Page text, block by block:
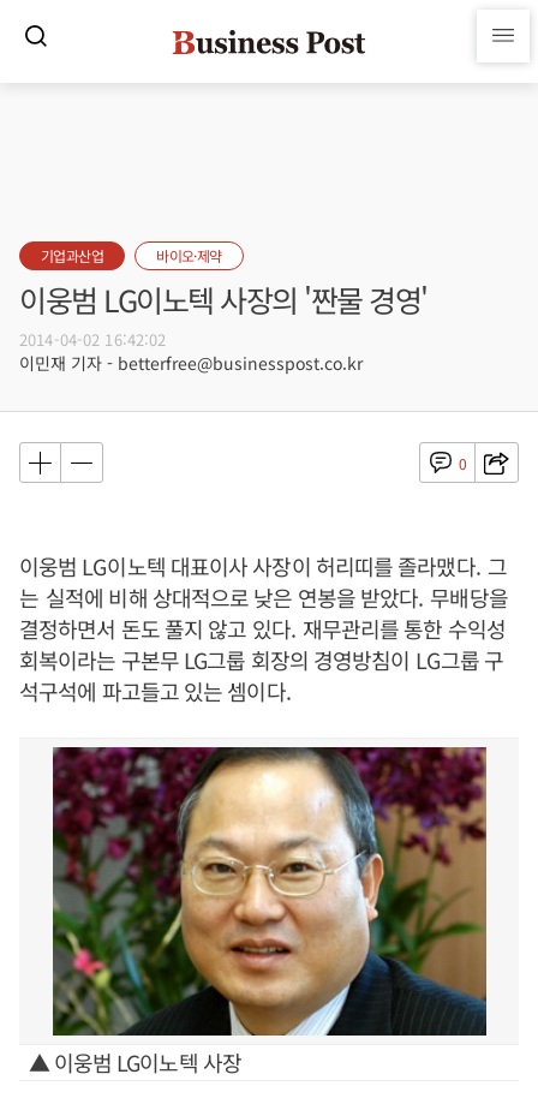
기업과산업 바이오·제약
이웅범 LG이노텍 사장의 '짠물 경영'
2014-04-02 16:42:02
이민재 기자 - betterfree@businesspost.co.kr
0
이웅범 LG이노텍 대표이사 사장이 허리띠를 졸라맸다. 그
는 실적에 비해 상대적으로 낮은 연봉을 받았다. 무배당을
결정하면서 돈도 풀지 않고 있다. 재무관리를 통한 수익성
회복이라는 구본무 LG그룹 회장의 경영방침이 LG그룹 구
석구석에 파고들고 있는 셈이다.
▲ 이웅범 LG이노텍 사장